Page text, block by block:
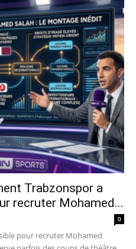
Trabzonspor a
recruter Mohamed...
0
pour recruter Mohamed